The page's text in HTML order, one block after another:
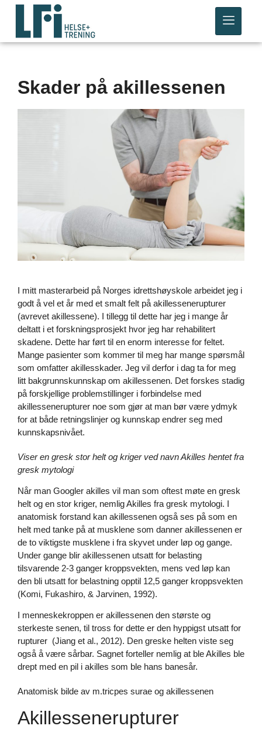
Skader på akillessenen
I mitt masterarbeid på Norges idrettshøyskole arbeidet jeg i
godt å vel et år med et smalt felt på akillessenerupturer
(avrevet akillessene). I tillegg til dette har jeg i mange år
deltatt i et forskningsprosjekt hvor jeg har rehabilitert
skadene. Dette har ført til en enorm interesse for feltet.
Mange pasienter som kommer til meg har mange spørsmål
som omfatter akillesskader. Jeg vil derfor i dag ta for meg
litt bakgrunnskunnskap om akillessenen. Det forskes stadig
på forskjellige problemstillinger i forbindelse med
akillessenerupturer noe som gjør at man bør være ydmyk
for at både retningslinjer og kunnskap endrer seg med
kunnskapsnivået.
Viser en gresk stor helt og kriger ved navn Akilles hentet fra
gresk mytologi
Når man Googler akilles vil man som oftest møte en gresk
helt og en stor kriger, nemlig Akilles fra gresk mytologi. I
anatomisk forstand kan akillessenen også ses på som en
helt med tanke på at musklene som danner akillessenen er
de to viktigste musklene i fra skyvet under løp og gange.
Under gange blir akillessenen utsatt for belasting
tilsvarende 2-3 ganger kroppsvekten, mens ved løp kan
den bli utsatt for belastning opptil 12,5 ganger kroppsvekten
(Komi, Fukashiro, & Jarvinen, 1992).
I menneskekroppen er akillessenen den største og
sterkeste senen, til tross for dette er den hyppigst utsatt for
rupturer (Jiang et al., 2012). Den greske helten viste seg
også å være sårbar. Sagnet forteller nemlig at ble Akilles ble
drept med en pil i akilles som ble hans banesår.
Anatomisk bilde av m.tricpes surae og akillessenen
Akillessenerupturer